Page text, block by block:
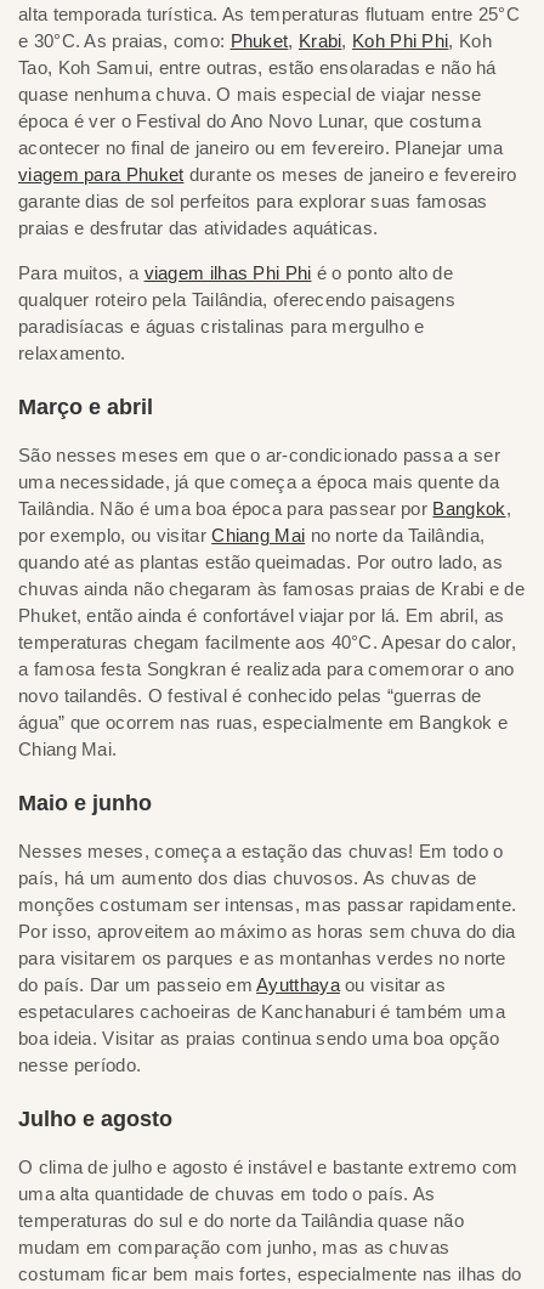
alta temporada turística. As temperaturas flutuam entre 25°C
e 30°C. As praias, como: Phuket, Krabi, Koh Phi Phi, Koh
Tao, Koh Samui, entre outras, estão ensolaradas e não há
quase nenhuma chuva. O mais especial de viajar nesse
época é ver o Festival do Ano Novo Lunar, que costuma
acontecer no final de janeiro ou em fevereiro. Planejar uma
viagem para Phuket durante os meses de janeiro e fevereiro
garante dias de sol perfeitos para explorar suas famosas
praias e desfrutar das atividades aquáticas.
Para muitos, a viagem ilhas Phi Phi é o ponto alto de
qualquer roteiro pela Tailândia, oferecendo paisagens
paradisíacas e águas cristalinas para mergulho e
relaxamento.
Março e abril
São nesses meses em que o ar-condicionado passa a ser
uma necessidade, já que começa a época mais quente da
Tailândia. Não é uma boa época para passear por Bangkok,
por exemplo, ou visitarChiang Mai no norte da Tailândia,
quando até as plantas estão queimadas. Por outro lado, as
chuvas ainda não chegaram às famosas praias de Krabi e de
Phuket, então ainda é confortável viajar por lá. Em abril, as
temperaturas chegam facilmente aos 40°C. Apesar do calor,
a famosa festa Songkran é realizada para comemorar o ano
novo tailandês. O festival é conhecido pelas “guerras de
água” que ocorrem nas ruas, especialmente em Bangkok e
Chiang Mai.
Maio e junho
Nesses meses, começa a estação das chuvas! Em todo o
país, há um aumento dos dias chuvosos. As chuvas de
monções costumam ser intensas, mas passar rapidamente.
Por isso, aproveitem ao máximo as horas sem chuva do dia
para visitarem os parques e as montanhas verdes no norte
do país. Dar um passeio emAyutthayaou visitar as
espetaculares cachoeiras de Kanchanaburi é também uma
boa ideia. Visitar as praias continua sendo uma boa opção
nesse período.
Julho e agosto
O clima de julho e agosto é instável e bastante extremo com
uma alta quantidade de chuvas em todo o país. As
temperaturas do sul e do norte da Tailândia quase não
mudam em comparação com junho, mas as chuvas
costumam ficar bem mais fortes, especialmente nas ilhas do